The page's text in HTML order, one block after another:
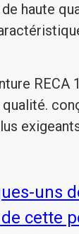
haute
RECA
uns
cette